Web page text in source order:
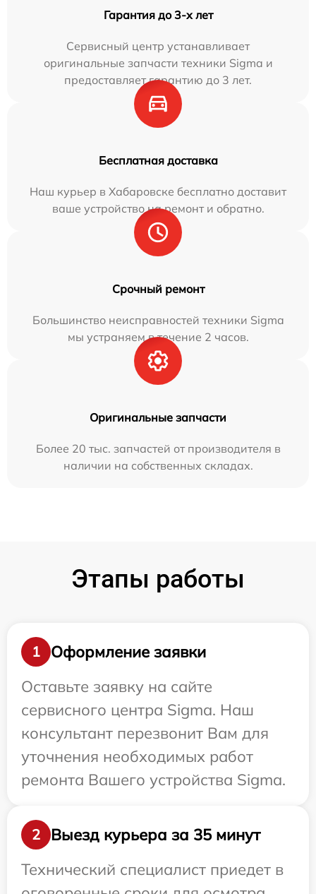
Гарантия до 3-х лет
Сервисный центр устанавливает
оригинальные запчасти техники Sigma и
предоставляет гарантию до 3 лет.
Бесплатная доставка
Наш курьер в Хабаровске бесплатно доставит
ваше устройство на ремонт и обратно.
Срочный ремонт
Большинство неисправностей техники Sigma
мы устраняем в течение 2 часов.
Оригинальные запчасти
Более 20 тыс. запчастей от производителя в
наличии на собственных складах.
Этапы работы
1
Оформление заявки
Оставьте заявку на сайте
сервисного центра Sigma. Наш
консультант перезвонит Вам для
уточнения необходимых работ
ремонта Вашего устройства Sigma.
2
Выезд курьера за 35 минут
Технический специалист приедет в